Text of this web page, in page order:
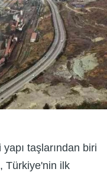
taşlarından biri
, Türkiye'nin ilk